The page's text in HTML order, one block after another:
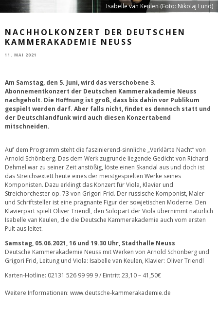
Isabelle van Keulen (Foto: Nikolaj Lund)
NACHHOLKONZERT DER DEUTSCHEN
KAMMERAKADEMIE NEUSS
11. MAI 2021
Am Samstag, den 5. Juni, wird das verschobene 3.
Abonnementkonzert der Deutschen Kammerakademie Neuss
nachgeholt. Die Hoffnung ist groß, dass bis dahin vor Publikum
gespielt werden darf. Aber falls nicht, findet es dennoch statt und
der Deutschlandfunk wird auch diesen Konzertabend
mitschneiden.
Auf dem Programm steht die faszinierend-sinnliche „Verklärte Nacht“ von
Arnold Schönberg. Das dem Werk zugrunde liegende Gedicht von Richard
Dehmel war zu seiner Zeit anstößig, löste einen Skandal aus und doch ist
das Streichsextett heute eines der meistgespielten Werke seines
Komponisten. Dazu erklingt das Konzert für Viola, Klavier und
Streichorchester op. 73 von Grigori Frid. Der russische Komponist, Maler
und Schriftsteller ist eine prägnante Figur der sowjetischen Moderne. Den
Klavierpart spielt Oliver Triendl, den Solopart der Viola übernimmt natürlich
Isabelle van Keulen, die die Deutsche Kammerakademie auch vom ersten
Pult aus leitet.
Samstag, 05.06.2021, 16 und 19.30 Uhr, Stadthalle Neuss
Deutsche Kammerakademie Neuss mit Werken von Arnold Schönberg und
Grigori Frid, Leitung und Viola: Isabelle van Keulen, Klavier: Oliver Triendl
Karten-Hotline: 02131 526 99 99 9 / Eintritt 23,10 – 41,50€
Weitere Informationen: www.deutsche-kammerakademie.de